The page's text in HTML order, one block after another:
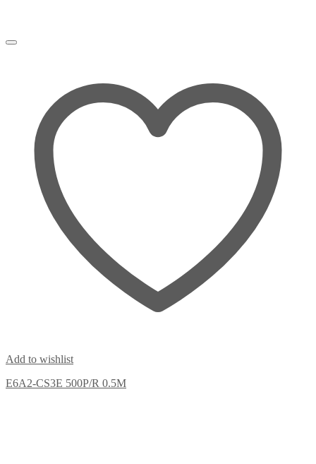
Add to wishlist
E6A2-CS3E 500P/R 0.5M